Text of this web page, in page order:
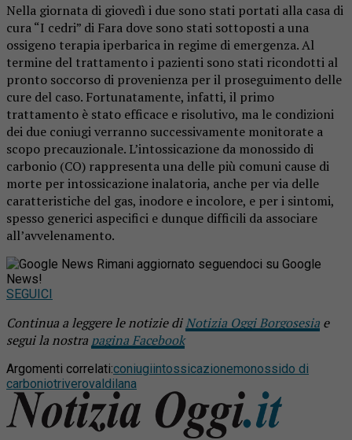
Nella giornata di giovedì i due sono stati portati alla casa di
cura “I cedri” di Fara dove sono stati sottoposti a una
ossigeno terapia iperbarica in regime di emergenza. Al
termine del trattamento i pazienti sono stati ricondotti al
pronto soccorso di provenienza per il proseguimento delle
cure del caso. Fortunatamente, infatti, il primo
trattamento è stato efficace e risolutivo, ma le condizioni
dei due coniugi verranno successivamente monitorate a
scopo precauzionale. L’intossicazione da monossido di
carbonio (CO) rappresenta una delle più comuni cause di
morte per intossicazione inalatoria, anche per via delle
caratteristiche del gas, inodore e incolore, e per i sintomi,
spesso generici aspecifici e dunque difficili da associare
all’avvelenamento.
Rimani aggiornato seguendoci su Google
News!
SEGUICI
Continua a leggere le notizie diNotizia Oggi Borgosesia e
segui la nostra pagina Facebook
Argomenti correlati:coniugiintossicazionemonossido di
carboniotriverovaldilana